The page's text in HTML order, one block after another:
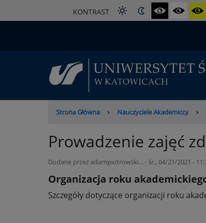
KONTRAST
Ścieżka
Strona Główna Nauczyciele Akademiccy
Prowadzenie zajęć
Dodane przez adampiotrowski… - śr., 04/21/2021 -
Organizacja roku
Szczegóły dotyczące organizacji roku